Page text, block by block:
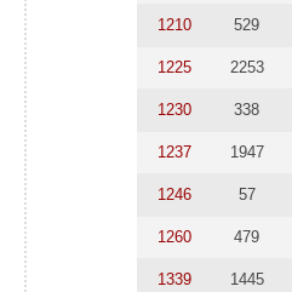
1210 529
1225 2253
1230 338
1237 1947
1246 57
1260 479
1339 1445